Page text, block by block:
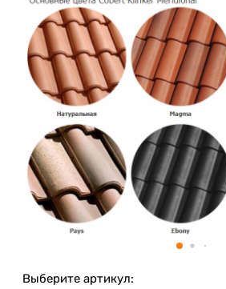
Выберите артикул: